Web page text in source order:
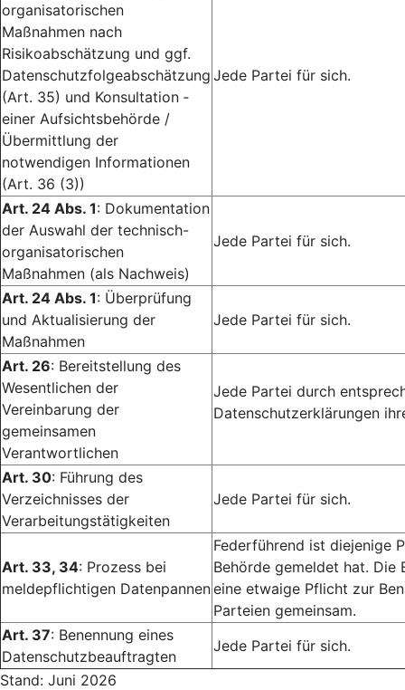
organisatorischen
Maßnahmen nach
Risikoabschätzung und ggf.
Datenschutzfolgeabschätzung
(Art. 35) und Konsultation ­
einer Aufsichtsbehörde /
Übermittlung der
notwendigen Informationen
(Art. 36 (3))
Jede Partei für sich.
Art. 24 Abs. 1: Dokumentation
der Auswahl der technisch-
organisatorischen
Maßnahmen (als Nachweis)
Jede Partei für sich.
Art. 24 Abs. 1: Überprüfung
und Aktualisierung der
Maßnahmen
Jede Partei für sich.
Art. 26: Bereitstellung des
Wesentlichen der
Vereinbarung der
gemeinsamen
Verantwortlichen
Jede Partei durch
Datenschutzerklärungen
Art. 30: Führung des
Verzeichnisses der
Verarbeitungstätigkeiten
Jede Partei für sich.
Art. 33, 34: Prozess bei
meldepflichtigen Datenpannen
Federführend ist diejenige
Behörde gemeldet hat. Die
eine etwaige Pflicht zur
Parteien gemeinsam.
Art. 37: Benennung eines
Datenschutzbeauftragten
Jede Partei für sich.
Stand: Juni 2026